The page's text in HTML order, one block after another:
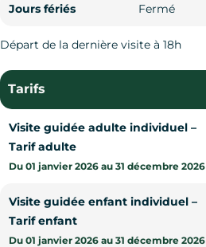
Jours fériés Fermé
Départ de la dernière visite à 18h
Jours fériés Fermé
Jours fériés
Tarifs
Visite guidée adulte individuel –
Tarif adulte
Du 01 janvier 2026 au 31 décembre 2026
Visite guidée enfant individuel –
Tarif enfant
Du 01 janvier 2026 au 31 décembre 2026